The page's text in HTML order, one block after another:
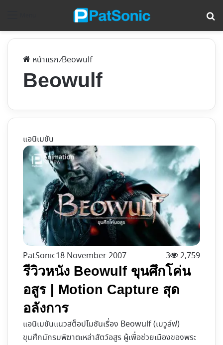
หน้าแรก/Beowulf
Beowulf
แอนิเมชัน
PatSonic18 November 2007 3 2,759
รีวิวหนัง Beowulf ขุนศึกโค่น
อสูร | Motion Capture สุด
อลังการ
แอนิเมชันแนวสต็อปโมชันเรื่อง Beowulf (เบวูล์ฟ)
ขุนศึกนักรบพิฆาตเหล่าสัตว์อสูร ผู้เพื่อช่วยเมืองของพระ